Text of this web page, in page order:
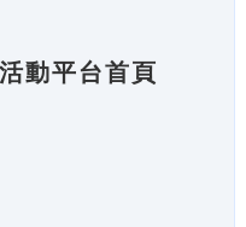
動平台首頁